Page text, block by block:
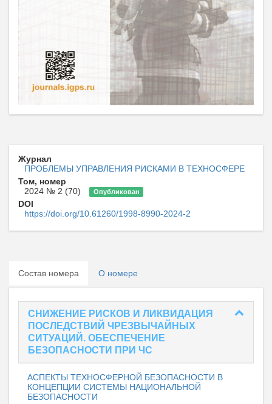
Журнал
ПРОБЛЕМЫ УПРАВЛЕНИЯ РИСКАМИ В ТЕХНОСФЕРЕ
Том, номер
2024 № 2 (70)
Опубликован
DOI
https://doi.org/10.61260/1998-8990-2024-2
Состав номера О номере
СНИЖЕНИЕ РИСКОВ И ЛИКВИДАЦИЯ
ПОСЛЕДСТВИЙ ЧРЕЗВЫЧАЙНЫХ
СИТУАЦИЙ. ОБЕСПЕЧЕНИЕ
БЕЗОПАСНОСТИ ПРИ ЧС
АСПЕКТЫ ТЕХНОСФЕРНОЙ БЕЗОПАСНОСТИ В
КОНЦЕПЦИИ СИСТЕМЫ НАЦИОНАЛЬНОЙ
БЕЗОПАСНОСТИ